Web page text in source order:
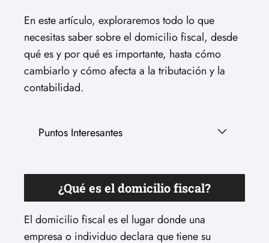
En este artículo, exploraremos todo lo que
necesitas saber sobre el domicilio fiscal, desde
qué es y por qué es importante, hasta cómo
cambiarlo y cómo afecta a la tributación y la
contabilidad.
Puntos Interesantes
¿Qué es el domicilio fiscal?
El domicilio fiscal es el lugar donde una
empresa o individuo declara que tiene su